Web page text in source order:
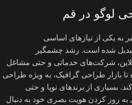
لوگو در قم
به یکی از نیازهای اساسی
شده است. رشد چشمگیر
شرکت‌های خدماتی و حتی مشاغل
بازار طراحی گرافیک، به ‌ویژه طراحی
بسیاری از برندهای نوپا و حتی
به ‌روز کردن هویت بصری خود به ‌دنبال